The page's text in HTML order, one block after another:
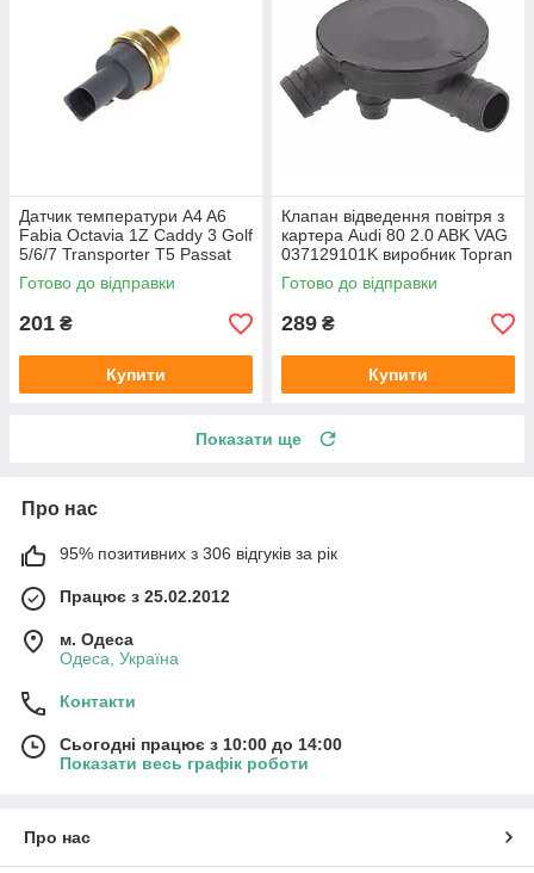
Датчик температури A4 A6
Fabia Octavia 1Z Caddy 3 Golf
5/6/7 Transporter T5 Passat
B6 (колір сірий)
Готово до відправки
201 ₴
Купити
Клапан відведення повітря з
картера Audi 80 2.0 ABK VAG
037129101K виробник Topran
Німеччина
Готово до відправки
289 ₴
Купити
Показати ще
Про нас
95% позитивних з 306 відгуків за рік
Працює з 25.02.2012
м. Одеса
Одеса, Україна
Контакти
Сьогодні працює з 10:00 до 14:00
Показати весь графік роботи
Про нас